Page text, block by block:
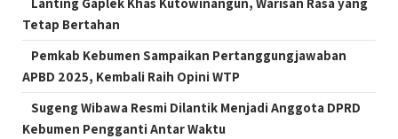
Lanting Gaplek Khas Kutowinangun, Warisan Rasa yang
Tetap Bertahan
Pemkab Kebumen Sampaikan Pertanggungjawaban
APBD 2025, Kembali Raih Opini WTP
Sugeng Wibawa Resmi Dilantik Menjadi Anggota DPRD
Kebumen Pengganti Antar Waktu